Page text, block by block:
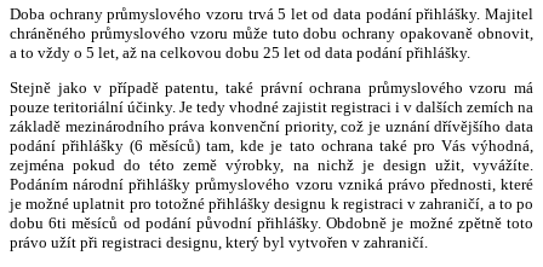
Doba ochrany průmyslového vzoru trvá 5 let od data podání přihlášky. Majitel
chráněného průmyslového vzoru může tuto dobu ochrany opakovaně obnovit,
a to vždy o 5 let, až na celkovou dobu 25 let od data podání přihlášky.
Stejně jako v případě patentu, také právní ochrana průmyslového vzoru má
pouze teritoriální účinky. Je tedy vhodné zajistit registraci i v dalších zemích na
základě mezinárodního práva konvenční priority, což je uznání dřívějšího data
podání přihlášky (6 měsíců) tam, kde je tato ochrana také pro Vás výhodná,
zejména pokud do této země výrobky, na nichž je design užit, vyvážíte.
Podáním národní přihlášky průmyslového vzoru vzniká právo přednosti, které
je možné uplatnit pro totožné přihlášky designu k registraci v zahraničí, a to po
dobu 6ti měsíců od podání původní přihlášky. Obdobně je možné zpětně toto
právo užít při registraci designu, který byl vytvořen v zahraničí.